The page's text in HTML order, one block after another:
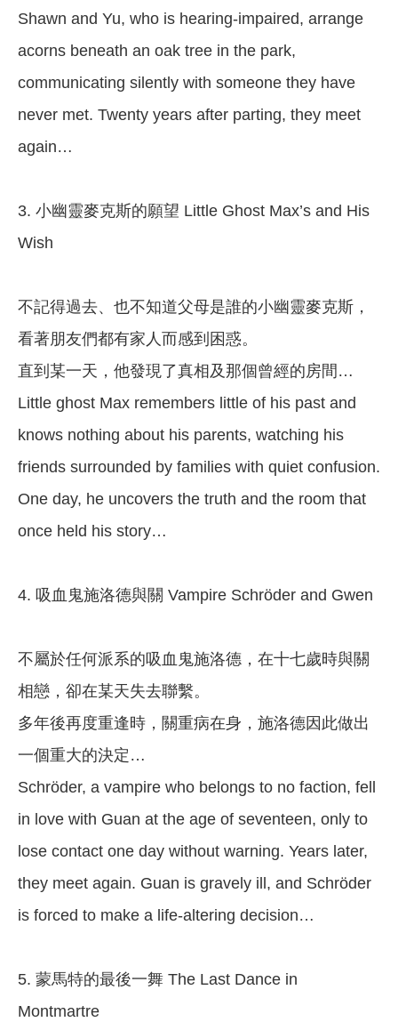
Shawn and Yu, who is hearing-impaired, arrange
acorns beneath an oak tree in the park,
communicating silently with someone they have
never met. Twenty years after parting, they meet
again…
3. 小幽靈麥克斯的願望 Little Ghost Max’s and His
Wish
不記得過去、也不知道父母是誰的小幽靈麥克斯，
看著朋友們都有家人而感到困惑。
直到某一天，他發現了真相及那個曾經的房間…
Little ghost Max remembers little of his past and
knows nothing about his parents, watching his
friends surrounded by families with quiet confusion.
One day, he uncovers the truth and the room that
once held his story…
4. 吸血鬼施洛德與關 Vampire Schröder and Gwen
不屬於任何派系的吸血鬼施洛德，在十七歲時與關
相戀，卻在某天失去聯繫。
多年後再度重逢時，關重病在身，施洛德因此做出
一個重大的決定…
Schröder, a vampire who belongs to no faction, fell
in love with Guan at the age of seventeen, only to
lose contact one day without warning. Years later,
they meet again. Guan is gravely ill, and Schröder
is forced to make a life-altering decision…
5. 蒙馬特的最後一舞 The Last Dance in
Montmartre